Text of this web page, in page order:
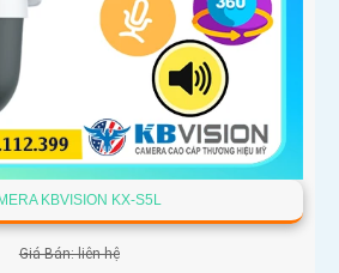
KBVISION KX-S5L
Giá Bán: liên hệ